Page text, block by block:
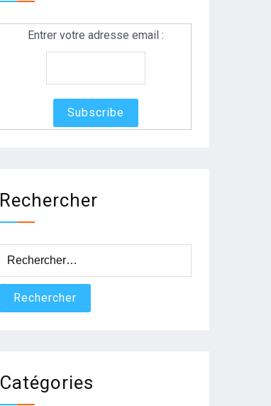
Entrer votre adresse email :
Rechercher
Catégories